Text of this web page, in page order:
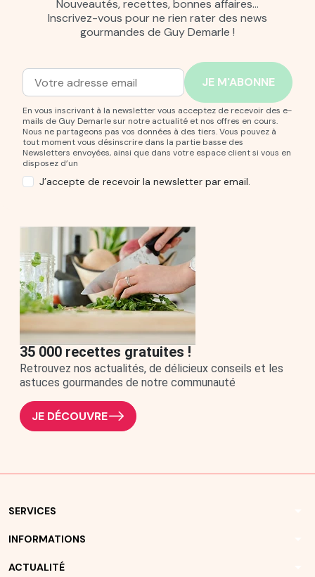
Nouveautés, recettes, bonnes affaires…
Inscrivez-vous pour ne rien rater des news
gourmandes de Guy Demarle !
Adresse mail
Entrez votre adresse mail pour vous abonner à notre
En vous inscrivant à la newsletter vous acceptez de recevoir des e-
mails de Guy Demarle sur notre actualité et nos offres en cours.
Nous ne partageons pas vos données à des tiers. Vous pouvez à
tout moment vous désinscrire dans la partie basse des
Newsletters envoyées, ainsi que dans votre espace client si vous en
disposez d’un
J’accepte de recevoir la newsletter par email.
35 000 recettes gratuites !
Retrouvez nos actualités, de délicieux conseils et les
astuces gourmandes de notre communauté
JE DÉCOUVRE
SERVICES
INFORMATIONS
ACTUALITÉ